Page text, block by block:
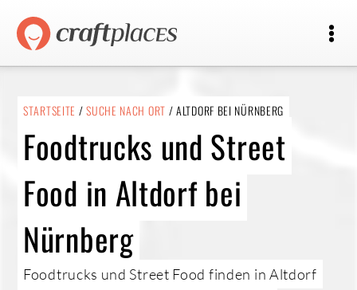
STARTSEITE /SUCHE NACH ORT / ALTDORF BEI NÜRNBERG
Foodtrucks und Street
Food in Altdorf bei
Nürnberg
Foodtrucks und Street Food finden in Altdorf